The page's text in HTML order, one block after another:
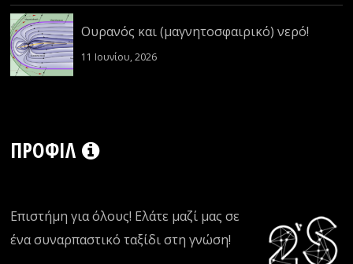
Ουρανός και (μαγνητοσφαιρικό) νερό!
11 Ιουνίου, 2026
ΠΡΟΦΊΛ
Επιστήμη για όλους! Ελάτε μαζί μας σε
ένα συναρπαστικό ταξίδι στη γνώση!